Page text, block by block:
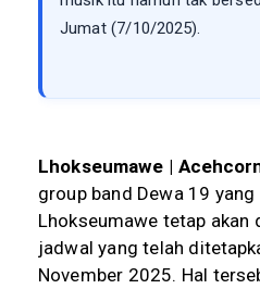
Jumat (7/10/2025).
Lhokseumawe |
group band Dewa 19
Lhokseumawe tetap akan
jadwal yang telah
November 2025. Hal